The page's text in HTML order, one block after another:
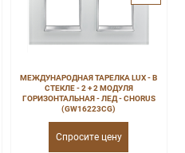
МЕЖДУНАРОДНАЯ ТАРЕЛКА LUX - В
СТЕКЛЕ - 2 + 2 МОДУЛЯ
ГОРИЗОНТАЛЬНАЯ - ЛЕД - CHORUS
(GW16223CG)
Спросите цену